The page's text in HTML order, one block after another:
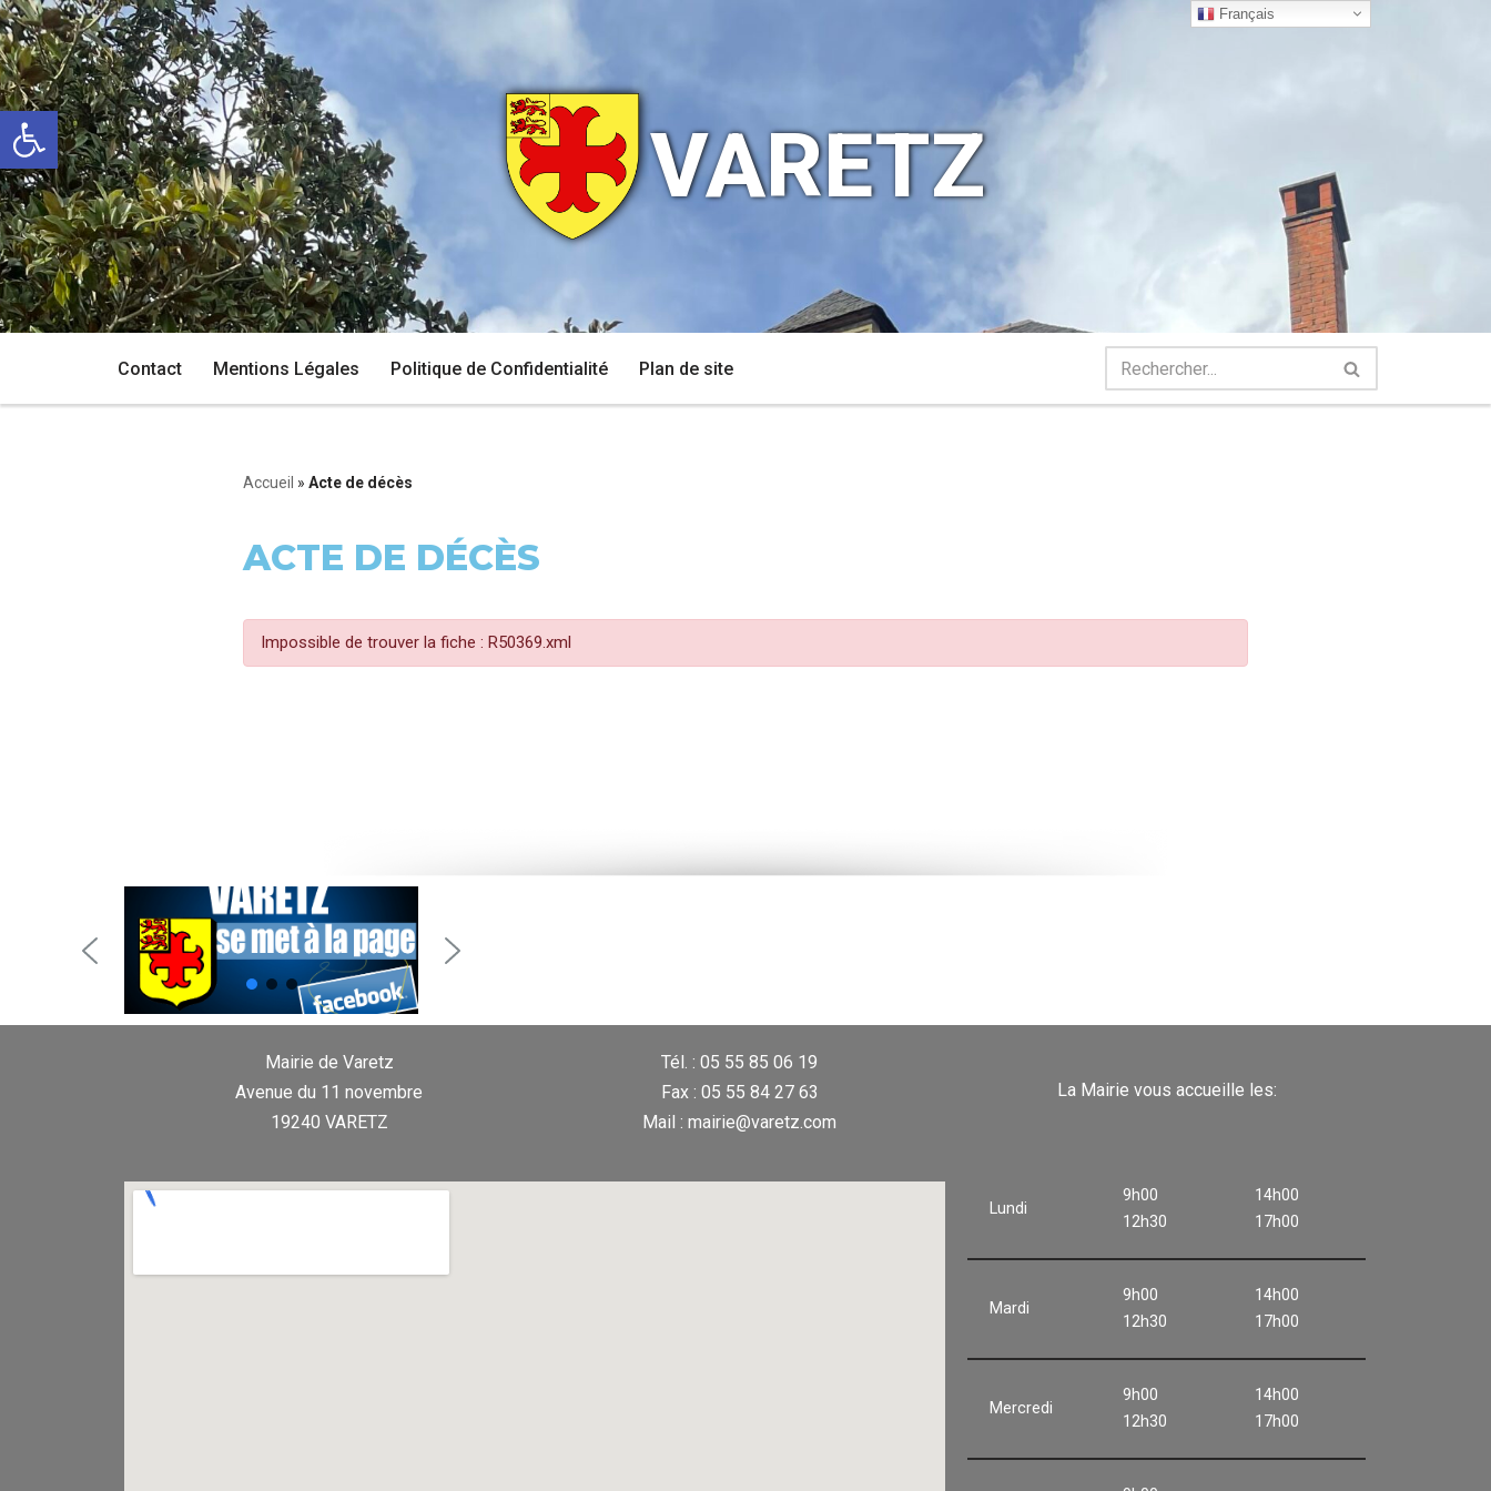
Ouvrir la barre d’outils
Aller
au
contenu
VARETZ
Contact Mentions Légales Politique de Confidentialité Plan de site
Accueil » Acte de décès
ACTE DE DÉCÈS
Impossible de trouver la fiche : R50369.xml
Mairie de Varetz
Avenue du 11 novembre
19240 VARETZ
Tél. : 05 55 85 06 19
Fax : 05 55 84 27 63
Mail : mairie@varetz.com
La Mairie vous accueille les:
Lundi
9h00
12h30
14h00
17h00
Mardi
9h00
12h30
14h00
17h00
Mercredi
9h00
12h30
14h00
17h00
Français